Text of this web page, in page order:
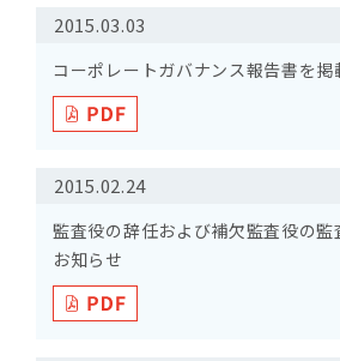
2015.03.03
コーポレートガバナンス報告書を掲
2015.02.24
監査役の辞任および補欠監査役の監
お知らせ